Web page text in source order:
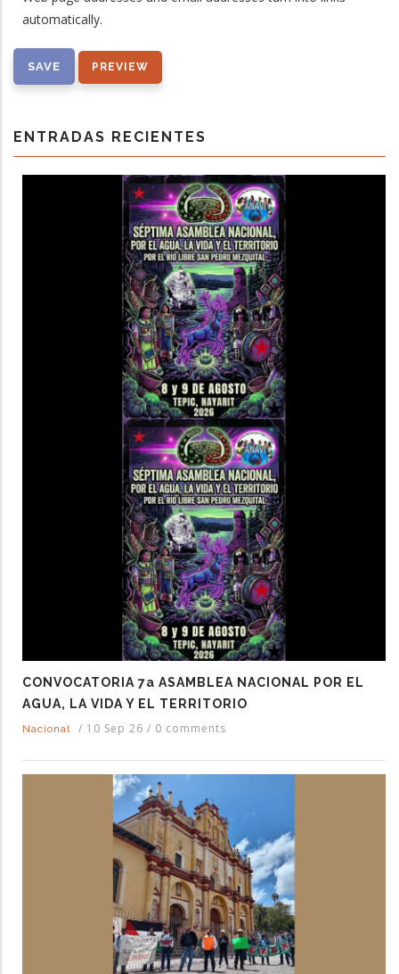
automatically.
ENTRADAS RECIENTES
CONVOCATORIA 7a ASAMBLEA NACIONAL POR EL
AGUA, LA VIDA Y EL TERRITORIO
Nacional / 10 Sep 26 / 0 comments